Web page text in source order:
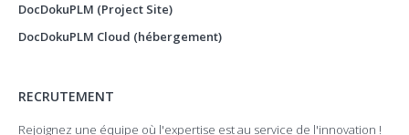
DocDokuPLM (Project Site)
DocDokuPLM Cloud (hébergement)
RECRUTEMENT
Rejoignez une équipe où l'expertise est au service de l'innovation !